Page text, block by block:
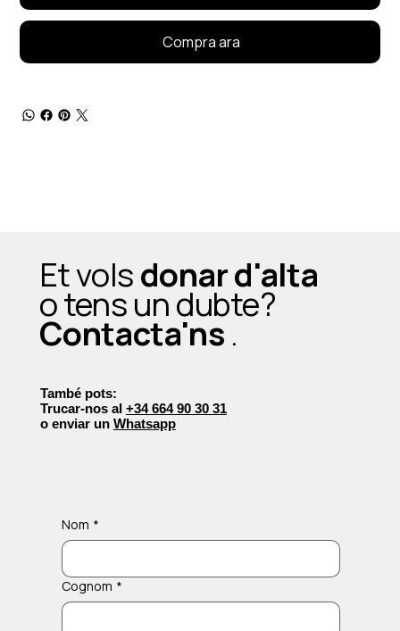
Compra ara
Et volsdonar d'alta
o tens un dubte?
Contacta'ns .
També pots:
Trucar-nos al +34 664 90 30 31
o enviar un Whatsapp
Nom *
Cognom *